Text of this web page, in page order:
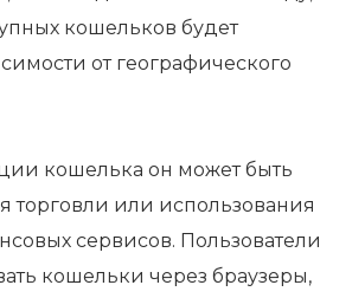
кошельков будет
от географического
кошелька он может быть
торговли или использования
сервисов. Пользователи
кошельки через браузеры,